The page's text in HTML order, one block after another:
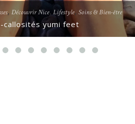
, Découvrir Nice,Lifestyle, Soins & Bien-être
callosités yumi feet